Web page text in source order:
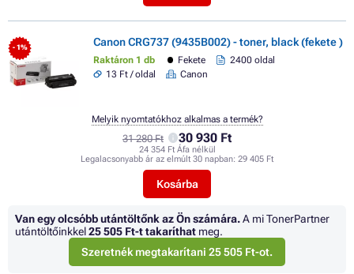
- 1% Canon CRG737 (9435B002) - toner, black (fekete )
Raktáron 1 db Fekete
2400 oldal
13 Ft / oldal
Canon
31 280 Ft 30 930 Ft
24 354 Ft Áfa nélkül
Legalacsonyabb ár az elmúlt 30 napban: 29 405 Ft
Kosárba
Melyik nyomtatókhoz alkalmas a termék?
Van egy olcsóbb utántöltőnk az Ön számára.A mi TonerPartner
utántöltőinkkel25 505 Ft-t takaríthat meg.
Szeretnék megtakarítani 25 505 Ft-ot.